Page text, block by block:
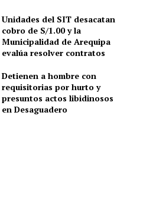
Unidades del SIT desacatan
cobro de S/1.00 y la
Municipalidad de Arequipa
evalúa resolver contratos
Detienen a hombre con
requisitorias por hurto y
presuntos actos libidinosos
en Desaguadero